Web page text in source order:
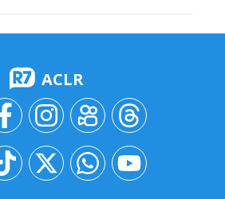
ACLR